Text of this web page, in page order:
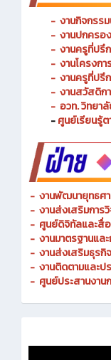
- งานกิจกรร
- งานปกครอ
- งานครูที่ปรึ
- งานโครงก
- งานครูที่ปรึ
- งานสวัสดิก
- อวท. วิทยา
-ศูนย์เรียนรู้
- งานพัฒนายุทธศ
- งานส่งเสริมการ
- ศูนย์ดิจิทัลและสื่
- งานมาตรฐานแล
- งานส่งเสริมธุรกิ
- งานติดตามและป
- ศูนย์ประสานงาน